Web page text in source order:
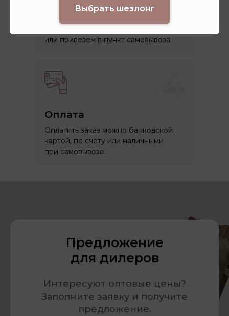
Оплата
Оплатить заказ можно банковской
картой, по счету или наличными
при самовывозе.
Доставка
или привезем в пункт самовывоза.
Предложение
для дилеров
Интересуют оптовые цены?
Заполните заявку и получите
предложение.
Выбрать шезлонг